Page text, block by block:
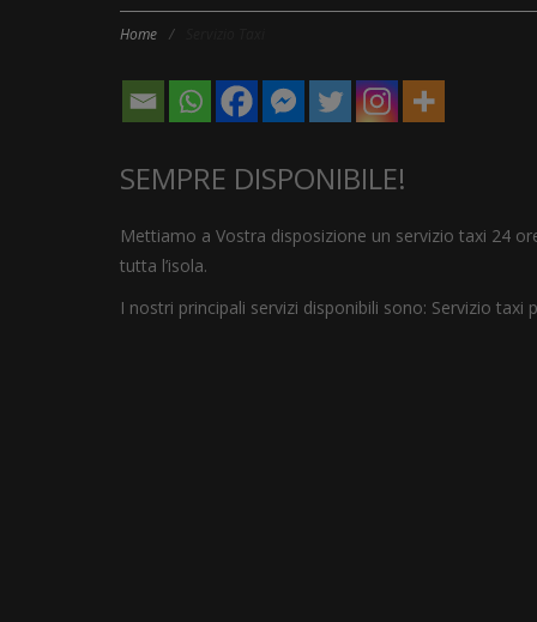
Home /
SEMPRE DISPONIBILE!
Mettiamo a Vostra disposizione un servizio taxi 24
tutta l’isola.
I nostri principali servizi disponibili sono: Servizio taxi